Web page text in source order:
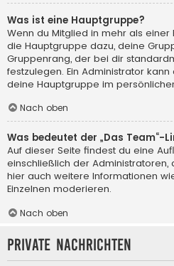
Was ist eine Hauptgruppe?
Wenn du Mitglied in mehr als
die Hauptgruppe dazu, deine
Gruppenrang, der bei dir
festzulegen. Ein Administrator
deine Hauptgruppe im
Nach oben
Was bedeutet der „Das Team“-
Auf dieser Seite findest du eine
einschließlich der
hier auch weitere Informationen
Einzelnen moderieren.
Nach oben
Private Nachrichten